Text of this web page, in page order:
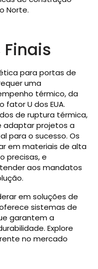
Norte.
para portas de
uma
térmico, da
fator U dos EUA.
de ruptura térmica,
adaptar projetos a
para o sucesso. Os
em materiais de alta
precisas, e
aos mandatos
em soluções de
sistemas de
garantem a
Explore
no mercado